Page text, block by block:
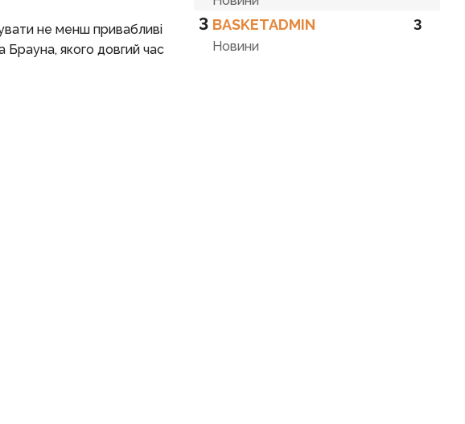
не менш привабливі
Брауна, якого довгий час
3 BASKETADMIN
Новини
3